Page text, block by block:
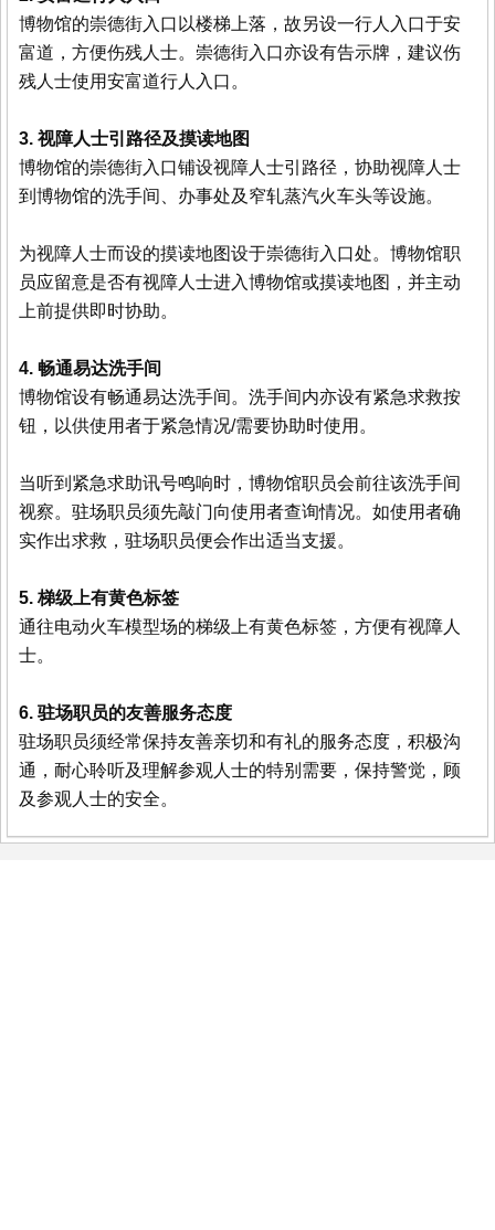
博物馆的崇德街入口以楼梯上落，故另设一行人入口于安
富道，方便伤残人士。崇德街入口亦设有告示牌，建议伤
残人士使用安富道行人入口。
3. 视障人士引路径及摸读地图
博物馆的崇德街入口铺设视障人士引路径，协助视障人士
到博物馆的洗手间、办事处及窄轧蒸汽火车头等设施。
为视障人士而设的摸读地图设于崇德街入口处。博物馆职
员应留意是否有视障人士进入博物馆或摸读地图，并主动
上前提供即时协助。
4. 畅通易达洗手间
博物馆设有畅通易达洗手间。洗手间内亦设有紧急求救按
钮，以供使用者于紧急情况/需要协助时使用。
当听到紧急求助讯号鸣响时，博物馆职员会前往该洗手间
视察。驻场职员须先敲门向使用者查询情况。如使用者确
实作出求救，驻场职员便会作出适当支援。
5. 梯级上有黄色标签
通往电动火车模型场的梯级上有黄色标签，方便有视障人
士。
6. 驻场职员的友善服务态度
驻场职员须经常保持友善亲切和有礼的服务态度，积极沟
通，耐心聆听及理解参观人士的特别需要，保持警觉，顾
及参观人士的安全。